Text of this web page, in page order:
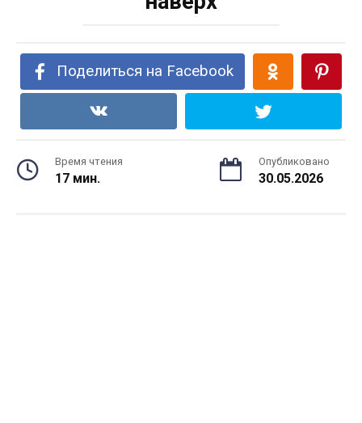
Поделиться на Facebook
Время чтения
17 мин.
Опубликовано
30.05.2026